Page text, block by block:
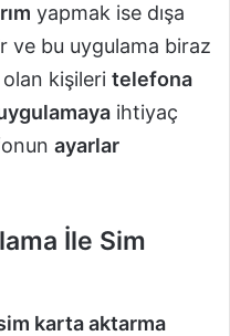
yapmak ise dışa
ve bu uygulama biraz
kişileri telefona
ihtiyaç
ayarlar
İle Sim
karta aktarma